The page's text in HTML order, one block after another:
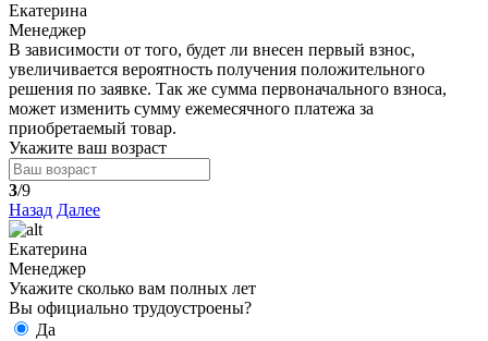
Екатерина
Менеджер
В зависимости от того, будет ли внесен первый взнос,
увеличивается вероятность получения положительного
решения по заявке. Так же сумма первоначального взноса,
может изменить сумму ежемесячного платежа за
приобретаемый товар.
Укажите ваш возраст
3/9
Назад Далее
Екатерина
Менеджер
Укажите сколько вам полных лет
Вы официально трудоустроены?
Да